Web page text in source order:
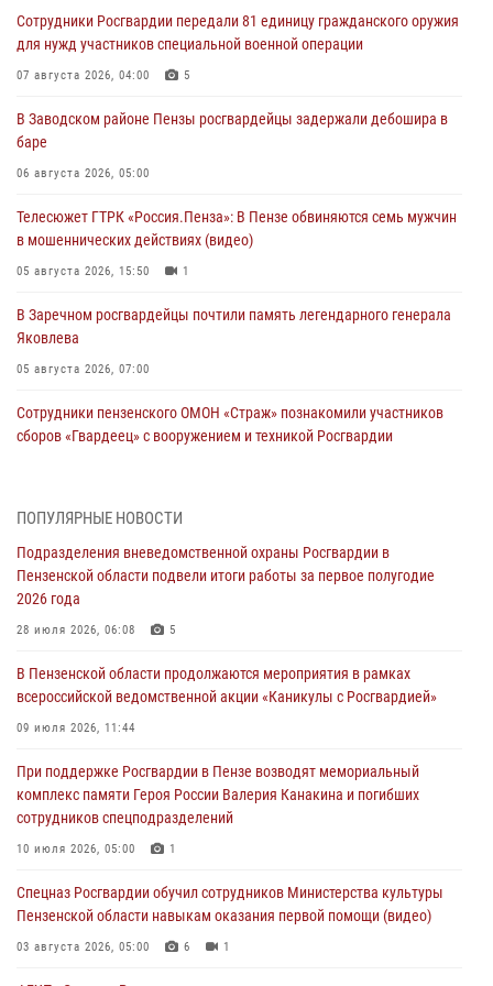
Сотрудники Росгвардии передали 81 единицу гражданского оружия
для нужд участников специальной военной операции
07 августа 2026, 04:00 5
В Заводском районе Пензы росгвардейцы задержали дебошира в
баре
06 августа 2026, 05:00
Телесюжет ГТРК «Россия.Пенза»: В Пензе обвиняются семь мужчин
в мошеннических действиях (видео)
05 августа 2026, 15:50 1
В Заречном росгвардейцы почтили память легендарного генерала
Яковлева
05 августа 2026, 07:00
Сотрудники пензенского ОМОН «Страж» познакомили участников
сборов «Гвардеец» с вооружением и техникой Росгвардии
В Пензе сотрудники Росгвардии оказали помощь
05 августа 2026, 04:00
В Пензе при силовой поддержке Росгвардии пресечена
деятельность ОПГ, маскировавшейся под реабилитационный центр
В Управлении Росгвардии по Пензенской области подвели итоги
04 августа 2026, 06:08
Росгвардия обеспечила безопасность праздничных мероприятий в
День ВДВ в Пензе
ПОПУЛЯРНЫЕ НОВОСТИ
Подразделения вневедомственной охраны Росгвардии в
Пензенской области подвели итоги работы за первое полугодие
2026 года
28 июля 2026, 06:08 5
В Пензенской области продолжаются мероприятия в рамках
всероссийской ведомственной акции «Каникулы с Росгвардией»
09 июля 2026, 11:44
При поддержке Росгвардии в Пензе возводят мемориальный
комплекс памяти Героя России Валерия Канакина и погибших
сотрудников спецподразделений
10 июля 2026, 05:00 1
Спецназ Росгвардии обучил сотрудников Министерства культуры
Пензенской области навыкам оказания первой помощи (видео)
03 августа 2026, 05:00 6 1